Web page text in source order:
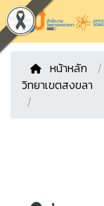
หน้าหลัก /
วิทยาเขตสงขลา